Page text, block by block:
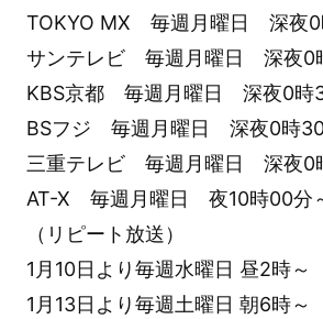
TOKYO MX 毎週月曜日 深夜0
サンテレビ 毎週月曜日 深夜0
KBS京都 毎週月曜日 深夜0時
BSフジ 毎週月曜日 深夜0時30
三重テレビ 毎週月曜日 深夜0
AT-X 毎週月曜日 夜10時00分
（リピート放送）
1月10日より毎週水曜日 昼2時～
1月13日より毎週土曜日 朝6時～